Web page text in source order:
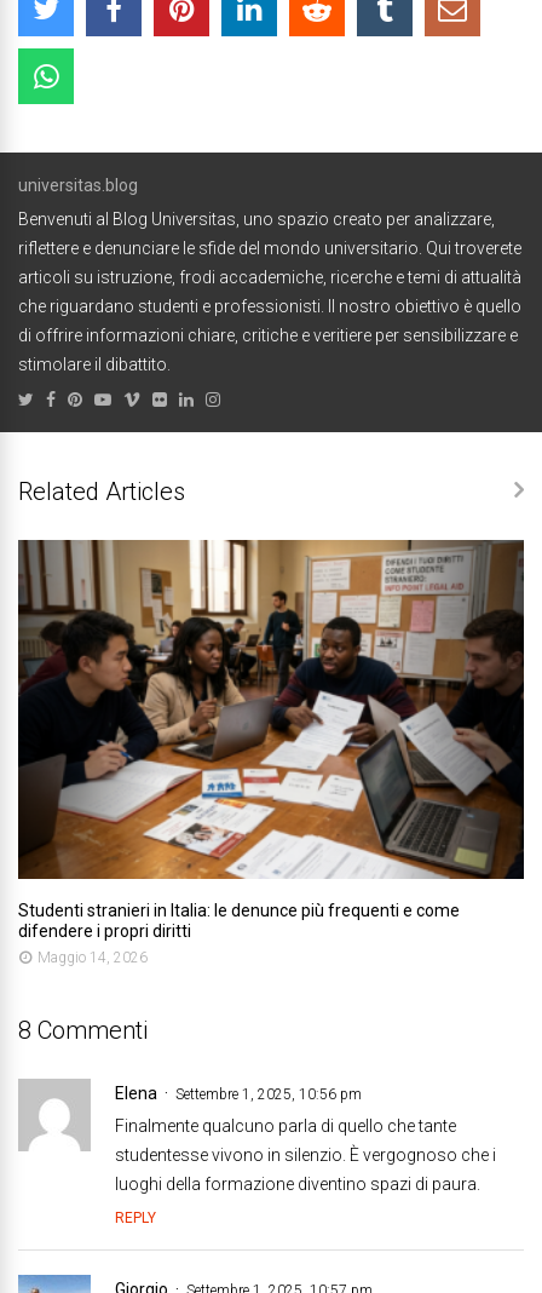
universitas.blog
Benvenuti al Blog Universitas, uno spazio creato per analizzare,
riflettere e denunciare le sfide del mondo universitario. Qui troverete
articoli su istruzione, frodi accademiche, ricerche e temi di attualità
che riguardano studenti e professionisti. Il nostro obiettivo è quello
di offrire informazioni chiare, critiche e veritiere per sensibilizzare e
stimolare il dibattito.
Related Articles
Studenti stranieri in Italia: le denunce più frequenti e come
difendere i propri diritti
Maggio 14, 2026
8 Commenti
Elena Settembre 1, 2025, 10:56 pm
Finalmente qualcuno parla di quello che tante
studentesse vivono in silenzio. È vergognoso che i
luoghi della formazione diventino spazi di paura.
REPLY